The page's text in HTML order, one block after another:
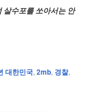
살수포를 쏘아서는 안
대한민국,2mb, 경찰,